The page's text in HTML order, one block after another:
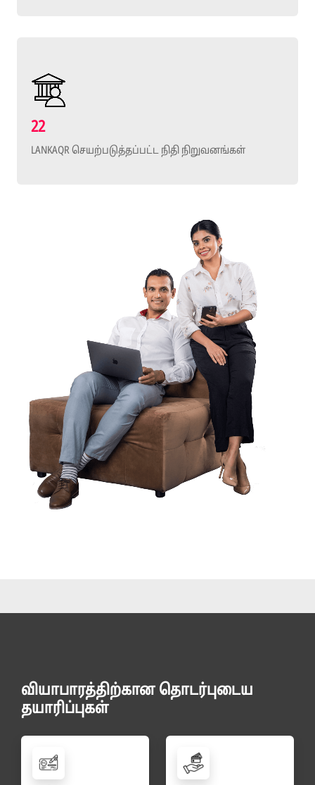
22
LANKAQR செயற்படுத்தப்பட்ட நிதி நிறுவனங்கள்
வியாபாரத்திற்கான தொடர்புடைய
தயாரிப்புகள்